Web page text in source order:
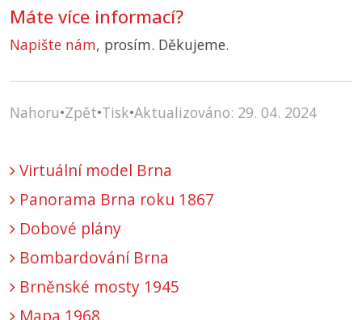
Máte více informací?
Napište nám, prosím. Děkujeme.
Nahoru•Zpět•Tisk•Aktualizováno: 29. 04. 2024
Virtuální model Brna
Panorama Brna roku 1867
Dobové plány
Bombardování Brna
Brněnské mosty 1945